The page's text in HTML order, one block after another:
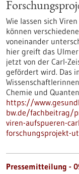
Wie lassen sich
können
voneinander
hier greift das
jetzt von der Carl-
gefördert wird. Das
Chemie und
https://
bw.de/fachbeitrag/
viren-aufspueren-
forschungsprojekt-
Pressemitteilung -